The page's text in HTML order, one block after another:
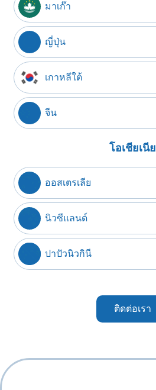
มาเก๊า
ญี่ปุ่น
เกาหลีใต้
จีน
โอเชียเนีย
ออสเตรเลีย
นิวซีแลนด์
ปาปัวนิวกินี
ติดต่อเรา